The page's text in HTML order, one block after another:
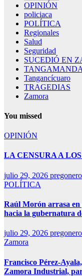
OPINIÓN
policiaca
POLÍTICA
Regionales
Salud
Seguridad
SUCEDIÓ EN
Tangancícuaro
TRAGEDIAS
Zamora
You missed
OPINIÓN
LA CENSURA A
julio 29, 2026
POLÍTICA
Raúl Morón arrasa en
hacia la gubernatura
julio 29, 2026
Zamora
Francisco Pérez-
Zamora Industrial,